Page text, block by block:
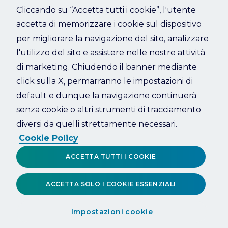
Refresh
Cliccando su “Accetta tutti i cookie”, l'utente
accetta di memorizzare i cookie sul dispositivo
per migliorare la navigazione del sito, analizzare
l'utilizzo del sito e assistere nelle nostre attività
di marketing. Chiudendo il banner mediante
click sulla X, permarranno le impostazioni di
default e dunque la navigazione continuerà
senza cookie o altri strumenti di tracciamento
diversi da quelli strettamente necessari.
Cookie Policy
Impostazioni cookie
ACCETTA SOLO I COOKIE ESSENZIALI
ACCETTA TUTTI I COOKIE